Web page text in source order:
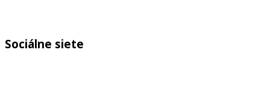
Sociálne siete